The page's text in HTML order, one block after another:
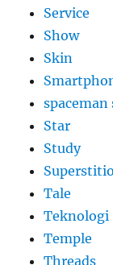
Service
Show
Skin
spaceman
Star
Study
Tale
Teknologi
Temple
Threads